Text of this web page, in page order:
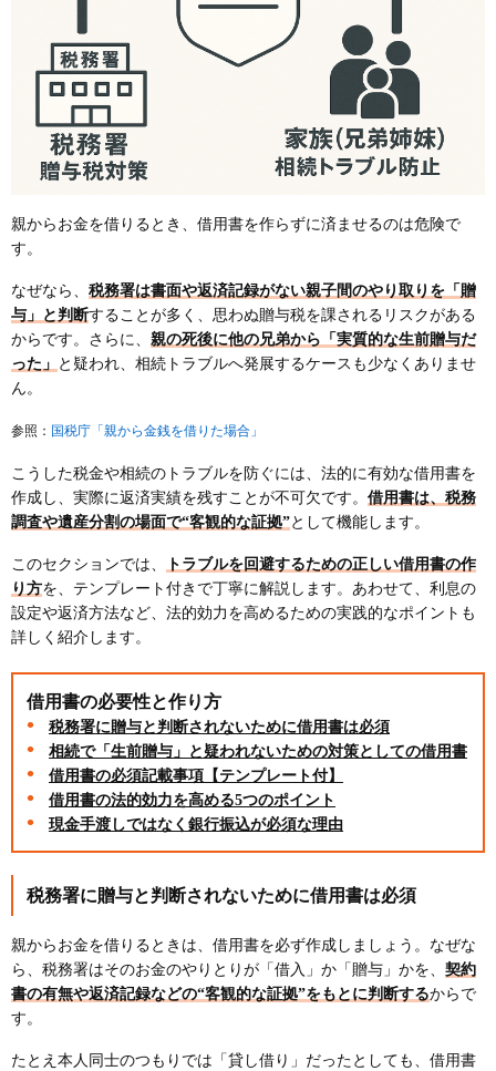
親からお金を借りるとき、借用書を作らずに済ませるのは危険で
す。
なぜなら、 税務署は書面や返済記録がない親子間のやり取りを「贈
与」と判断することが多く、思わぬ贈与税を課されるリスクがある
からです。さらに、 親の死後に他の兄弟から「実質的な生前贈与だ
った」 と疑われ、相続トラブルへ発展するケースも少なくありませ
ん。
参照： 国税庁「親から金銭を借りた場合」
こうした税金や相続のトラブルを防ぐには、法的に有効な借用書を
作成し、実際に返済実績を残すことが不可欠です。 借用書は、税務
調査や遺産分割の場面で“客観的な証拠”として機能します。
このセクションでは、
トラブルを回避するための正しい借用書の作
り方を、テンプレート付きで丁寧に解説します。あわせて、利息の
設定や返済方法など、法的効力を高めるための実践的なポイントも
詳しく紹介します。
借用書の必要性と作り方
税務署に贈与と判断されないために借用書は必須
相続で「生前贈与」と疑われないための対策としての借用書
借用書の必須記載事項【テンプレート付】
借用書の法的効力を高める5つのポイント
現金手渡しではなく銀行振込が必須な理由
税務署に贈与と判断されないために借用書は必須
親からお金を借りるときは、借用書を必ず作成しましょう。なぜな
ら、税務署はそのお金のやりとりが「借入」か「贈与」かを、 契約
書の有無や返済記録などの“客観的な証拠”をもとに判断するからで
す。
たとえ本人同士のつもりでは「貸し借り」だったとしても、借用書